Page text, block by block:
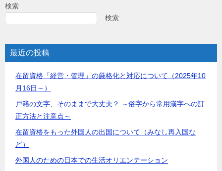
検索
検索
最近の投稿
在留資格「経営・管理」の厳格化と対応について（2025年10
月16日～）
戸籍の文字、そのままで大丈夫？ ～俗字から常用漢字への訂
正方法と注意点～
在留資格をもった外国人の出国について（みなし再入国な
ど）
外国人のための日本での生活オリエンテーション